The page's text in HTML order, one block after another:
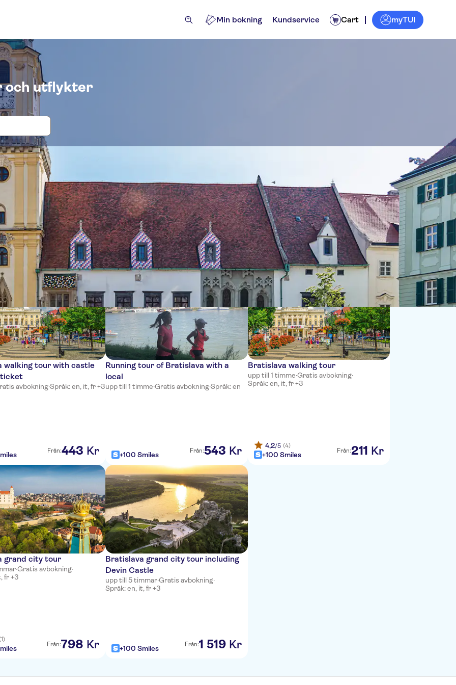
Min bokning Kundservice Cart myTUI
och utflykter
och biljetter till Bratislavas gamla rådhus
Utflykter & dagsturer
Sort by:
walking tour with castle
avbokning·Språk: en, it, fr +3
Från:443 Kr
Running tour of Bratislava with a
local
upp till 1 timme·Gratis avbokning·Språk: en
+100 Smiles Från:543 Kr
Bratislava walking tour
upp till 1 timme·Gratis avbokning·
Språk: en, it, fr +3
4,2/5 (4)
+100 Smiles Från:211 Kr
grand city tour
·Gratis avbokning·
fr +3
(1)
Från:798 Kr
Bratislava grand city tour including
Devin Castle
upp till 5 timmar·Gratis avbokning·
Språk: en, it, fr +3
+100 Smiles Från:1 519 Kr